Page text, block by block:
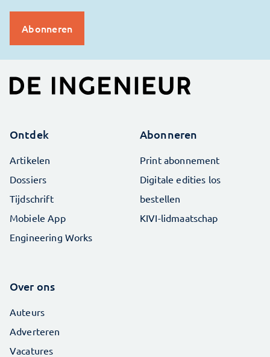
Ontdek
Artikelen
Dossiers
Tijdschrift
Mobiele App
Engineering Works
Abonneren
Print abonnement
Digitale edities los
bestellen
KIVI-lidmaatschap
Over ons
Auteurs
Adverteren
Vacatures